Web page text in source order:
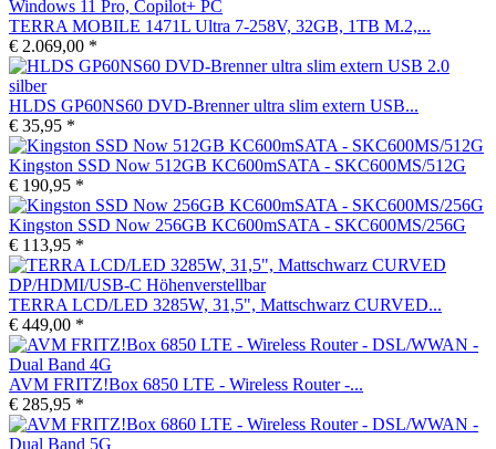
TERRA MOBILE 1471L Ultra 7-258V, 32GB, 1TB M.2,...
€ 2.069,00 *
HLDS GP60NS60 DVD-Brenner ultra slim extern USB...
€ 35,95 *
Kingston SSD Now 512GB KC600mSATA - SKC600MS/512G
€ 190,95 *
Kingston SSD Now 256GB KC600mSATA - SKC600MS/256G
€ 113,95 *
TERRA LCD/LED 3285W, 31,5", Mattschwarz CURVED...
€ 449,00 *
AVM FRITZ!Box 6850 LTE - Wireless Router -...
€ 285,95 *